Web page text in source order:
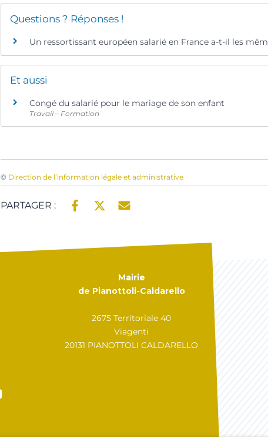
Questions ? Réponses !
Un ressortissant européen salarié en France a-t-il les
Et aussi
Congé du salarié pour le mariage de son enfant
Travail – Formation
© Direction de l’information légale et administrative
PARTAGER :
Mairie
de Pianottoli-Caldarello
2675 Territoriale 40
Viagenti
20131 PIANOTTOLI CALDARELLO